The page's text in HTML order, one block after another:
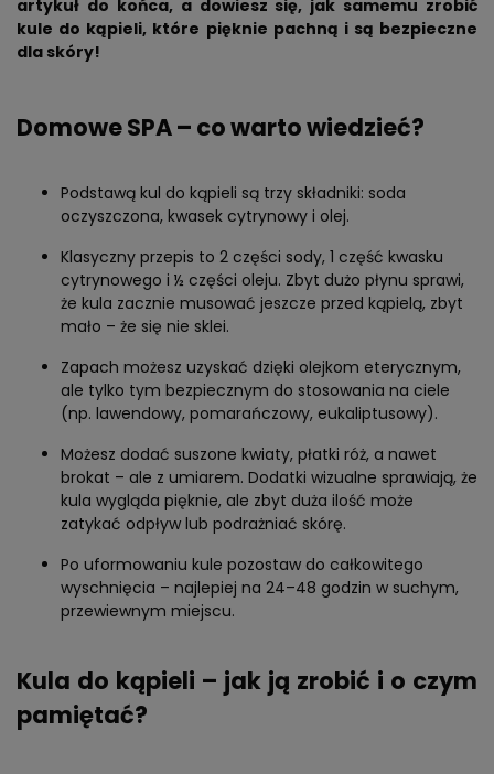
artykuł do końca, a dowiesz się, jak samemu zrobić
kule do kąpieli, które pięknie pachną i są bezpieczne
dla skóry!
Domowe SPA– co warto wiedzieć?
Podstawą kul do kąpieli są trzy składniki: soda
oczyszczona, kwasek cytrynowy i olej.
Klasyczny przepis to 2 części sody, 1 część kwasku
cytrynowego i ½ części oleju. Zbyt dużo płynu sprawi,
że kula zacznie musować jeszcze przed kąpielą, zbyt
mało – że się nie sklei.
Zapach możesz uzyskać dzięki olejkom eterycznym,
ale tylko tym bezpiecznym do stosowania na ciele
(np. lawendowy, pomarańczowy, eukaliptusowy).
Możesz dodać suszone kwiaty, płatki róż, a nawet
brokat – ale z umiarem. Dodatki wizualne sprawiają, że
kula wygląda pięknie, ale zbyt duża ilość może
zatykać odpływ lub podrażniać skórę.
Po uformowaniu kule pozostaw do całkowitego
wyschnięcia – najlepiej na 24–48 godzin w suchym,
przewiewnym miejscu.
Kula do kąpieli – jak ją zrobić i o czym
pamiętać?